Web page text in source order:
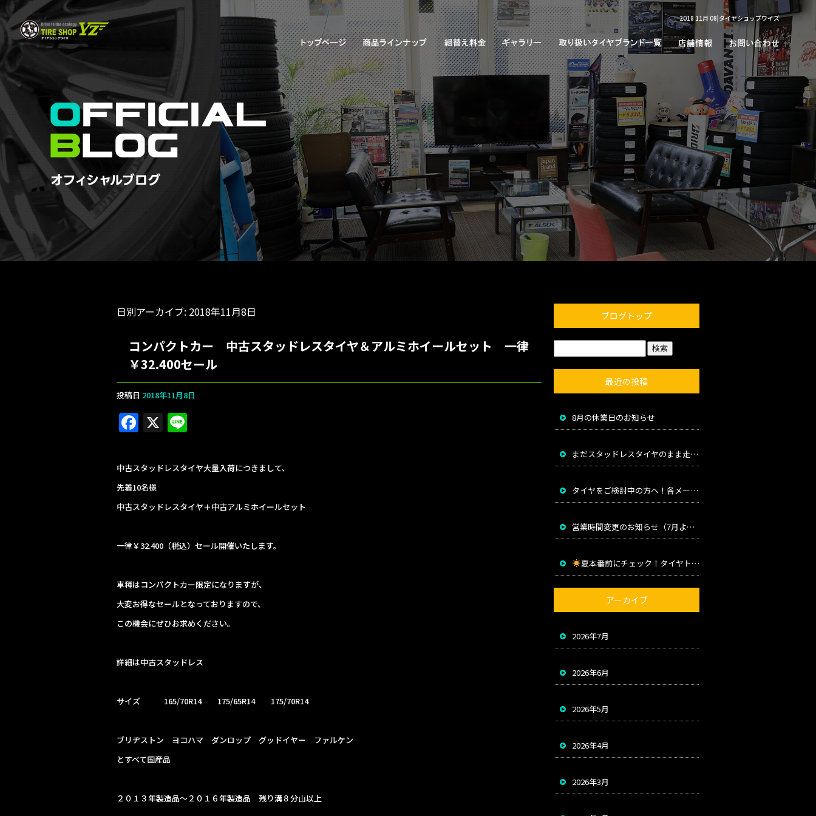
2018 11月 08|タイヤショップワイズ
日別アーカイブ: 2018年11月8日
コンパクトカー 中古スタッドレスタイヤ＆アルミホイールセット 一律
￥32.400セール
投稿日 2018年11月8日
F
a
c
e
b
o
o
k
X
e
中古スタッドレスタイヤ大量入荷につきまして、
先着10名様
中古スタッドレスタイヤ＋中古アルミホイールセット
一律￥32.400（税込）セール開催いたします。
車種はコンパクトカー限定になりますが、
大変お得なセールとなっておりますので、
この機会にぜひお求めください。
詳細は中古スタッドレス
サイズ 165/70R14 175/65R14 175/70R14
ブリヂストン ヨコハマ ダンロップ グッドイヤー ファルケン
とすべて国産品
２０１３年製造品～２０１６年製造品 残り溝８分山以上
ブログトップ
最近の投稿
8月の休業日のお知らせ
まだスタッドレスタイヤのまま走っていませんか？
タイヤをご検討中の方へ！各メーカー値上げのお知らせ
営業時間変更のお知らせ（7月より）
夏本番前にチェック！タイヤトラブルを防ぐためのポイント
アーカイブ
2026年7月
2026年6月
2026年5月
2026年4月
2026年3月